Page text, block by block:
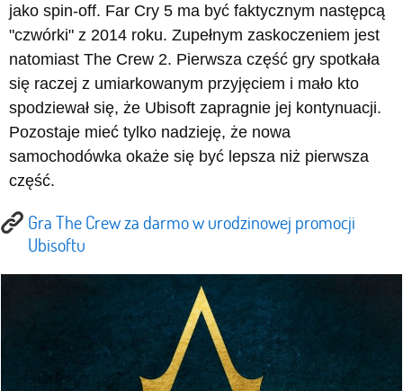
jako spin-off. Far Cry 5 ma być faktycznym następcą
"czwórki" z 2014 roku. Zupełnym zaskoczeniem jest
natomiast The Crew 2. Pierwsza część gry spotkała
się raczej z umiarkowanym przyjęciem i mało kto
spodziewał się, że Ubisoft zapragnie jej kontynuacji.
Pozostaje mieć tylko nadzieję, że nowa
samochodówka okaże się być lepsza niż pierwsza
część.
Gra The Crew za darmo w urodzinowej promocji
Ubisoftu